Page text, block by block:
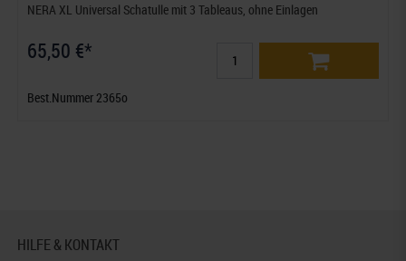
NERA XL Universal Schatulle mit 3 Tableaus, ohne Einlagen
65,50 €*
Best.Nummer 2365o
HILFE & KONTAKT